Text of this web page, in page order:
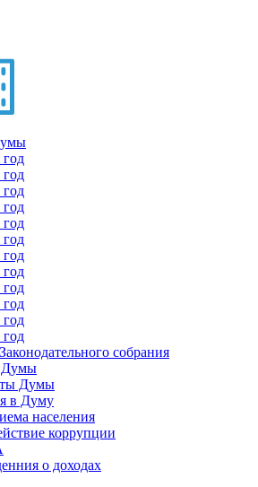
год
год
год
год
год
год
год
год
год
год
год
год
собрания
Думы
Думы
в Думу
населения
коррупции
о доходах